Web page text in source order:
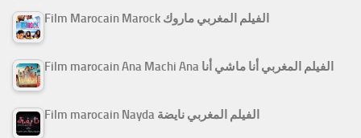
Film Marocain Marock الفيلم المغربي ماروك
Film marocain Ana Machi Ana الفيلم المغربي أنا ماشي أنا
Film marocain Nayda الفيلم المغربي نايضة